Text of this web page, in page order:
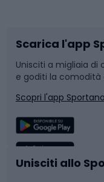
Bushcraft
Corsa
Sport di squadra
Caschi da
Slitte e slittini
Snowboard
Camminata
Nuoto
Scarica l'app
Unisciti a migliaia di
e goditi la comodità
Scopri l'app
Unisciti allo